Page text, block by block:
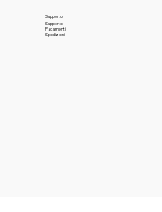
Supporto
Supporto
Pagamenti
Spedizioni